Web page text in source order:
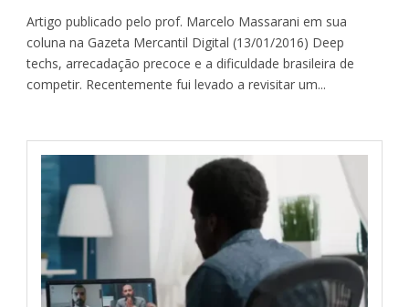
Artigo publicado pelo prof. Marcelo Massarani em sua
coluna na Gazeta Mercantil Digital (13/01/2016) Deep
techs, arrecadação precoce e a dificuldade brasileira de
competir. Recentemente fui levado a revisitar um...